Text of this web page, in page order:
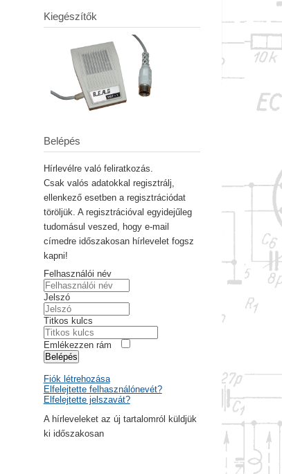
Kiegészítők
Belépés
Hírlevélre való feliratkozás.
Csak valós adatokkal regisztrálj,
ellenkező esetben a regisztrációdat
töröljük. A regisztrációval egyidejűleg
tudomásul veszed, hogy e-mail
címedre időszakosan hírlevelet fogsz
kapni!
Felhasználói név
Jelszó
Titkos kulcs
Emlékezzen rám
Belépés
Fiók létrehozása
Elfelejtette felhasználónevét?
Elfelejtette jelszavát?
A hírleveleket az új tartalomról küldjük
ki időszakosan